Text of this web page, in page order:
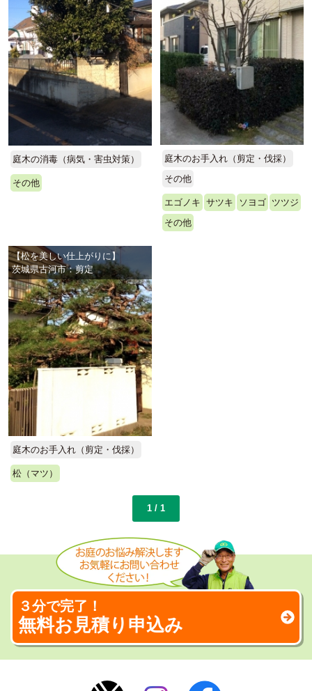
庭木の消毒（病気・害虫対策）
その他
庭木のお手入れ（剪定・伐採）
その他
エゴノキ サツキ ソヨゴ ツツジ
その他
【松を美しい仕上がりに】
茨城県古河市：剪定
庭木のお手入れ（剪定・伐採）
松（マツ）
1 / 1
３分で完了！
無料お見積り申込み